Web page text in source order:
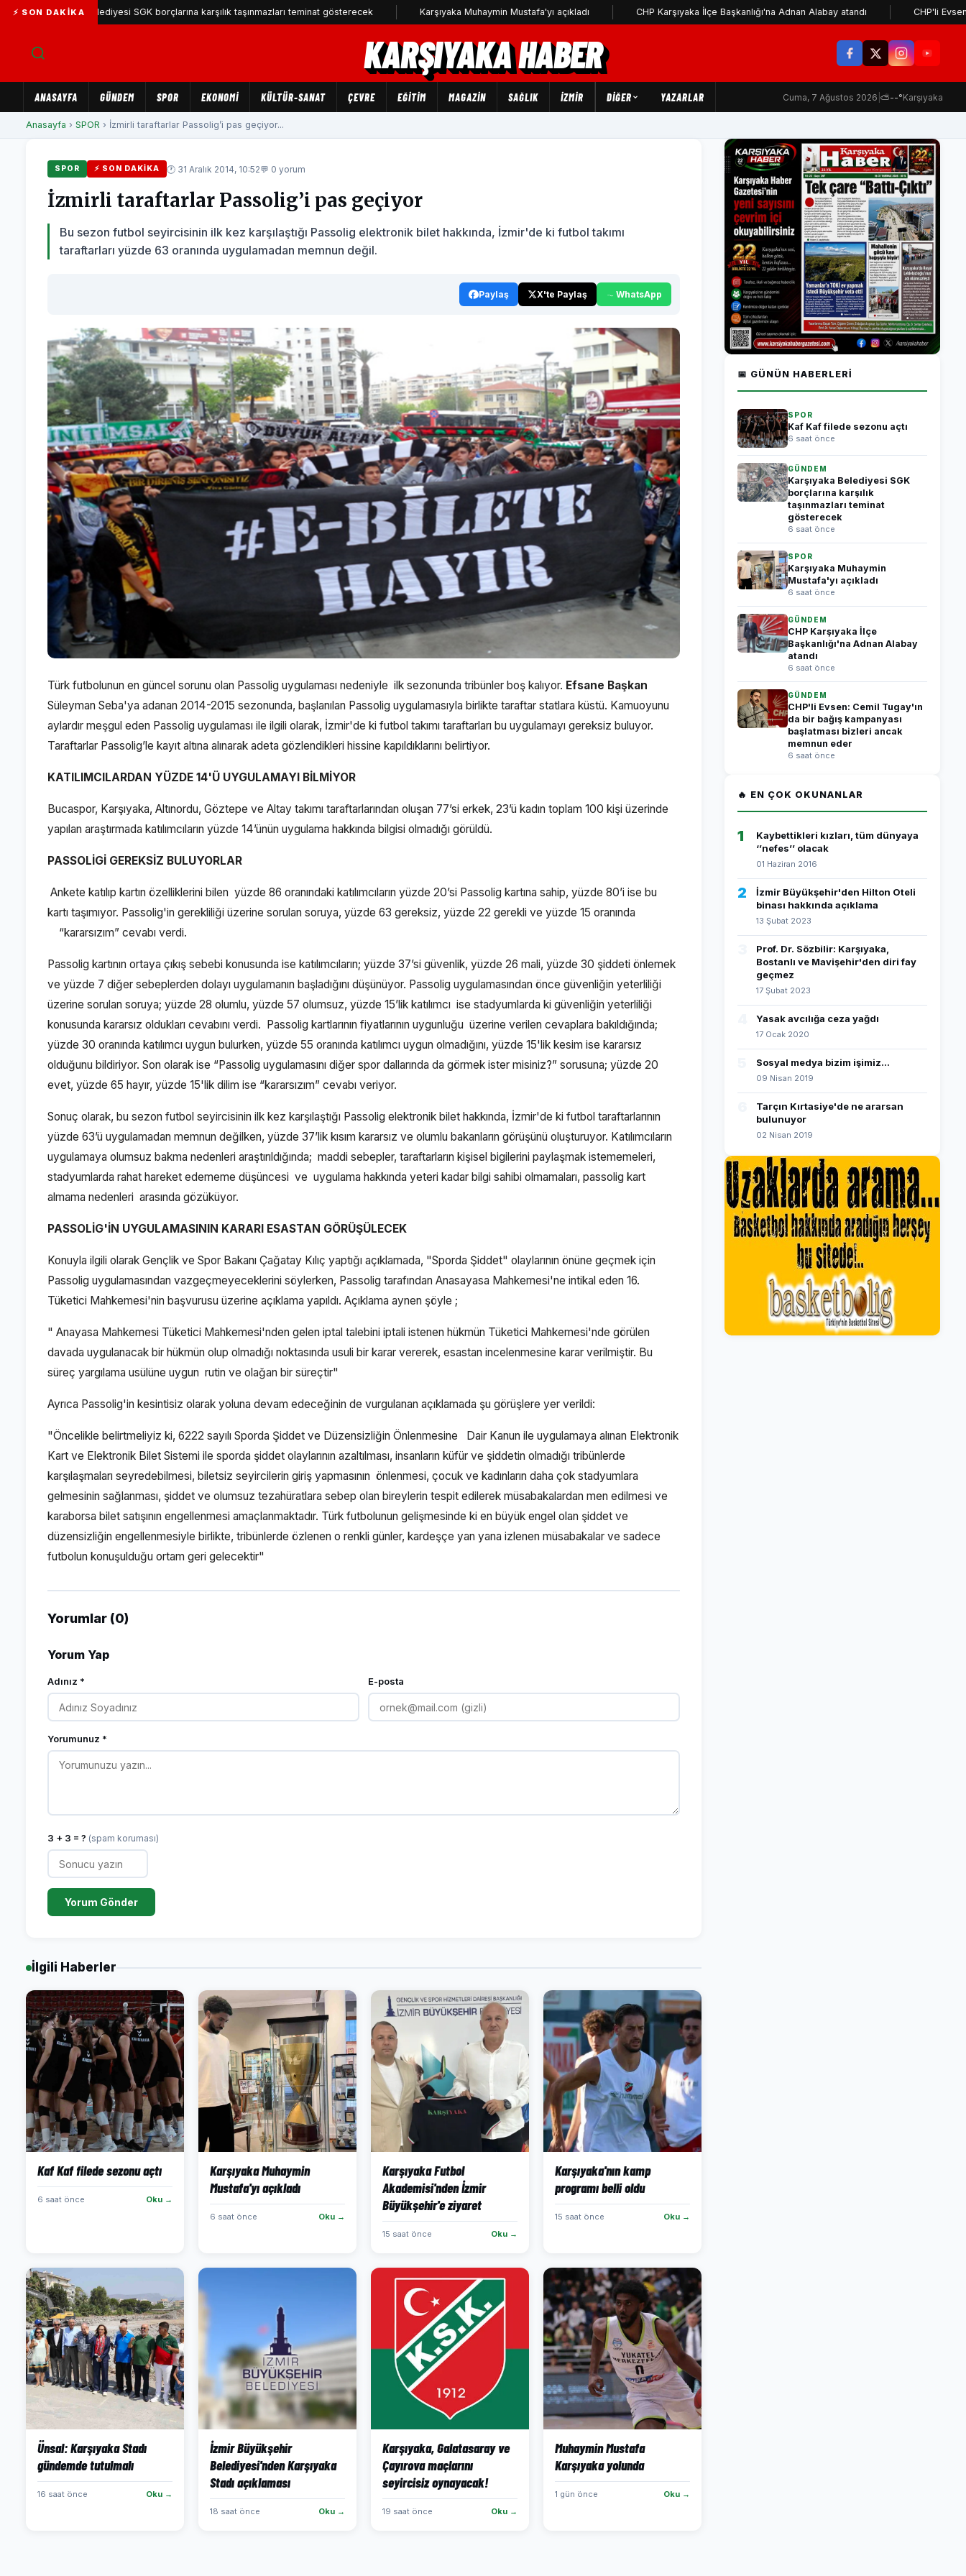
⚡ SON DAKIKA
Belediyesi SGK borçlarına karşılık taşınmazları teminat gösterecek Karşıyaka Muhaymin Mustafa'yı açıkladı CHP Karşıyaka İlçe Başkanlığı'na Adnan Alabay atandı CHP'li Evsen: Cemil
KARŞIYAKA HABER
ANASAYFA GÜNDEM SPOR EKONOMİ KÜLTÜR-SANAT ÇEVRE EĞİTİM MAGAZİN SAĞLIK İZMİR DIĞER YAZARLAR Cuma, 7 Ağustos 2026 ⛅--°Karşıyaka
Anasayfa › SPOR › İzmirli taraftarlar Passolig’i pas geçiyor...
SPOR ⚡ SON DAKIKA 🕐 31 Aralık 2014, 10:52💬 0 yorum
İzmirli taraftarlar Passolig’i pas geçiyor
Bu sezon futbol seyircisinin ilk kez karşılaştığı Passolig elektronik bilet hakkında, İzmir'de ki futbol takımı
taraftarları yüzde 63 oranında uygulamadan memnun değil.
Paylaş X'te Paylaş WhatsApp
Türk futbolunun en güncel sorunu olan Passolig uygulaması nedeniyle ilk sezonunda tribünler boş kalıyor. Efsane Başkan
Süleyman Seba'ya adanan 2014-2015 sezonunda, başlanılan Passolig uygulamasıyla birlikte taraftar statlara küstü. Kamuoyunu
aylardır meşgul eden Passolig uygulaması ile ilgili olarak, İzmir'de ki futbol takımı taraftarları bu uygulamayı gereksiz buluyor.
Taraftarlar Passolig’le kayıt altına alınarak adeta gözlendikleri hissine kapıldıklarını belirtiyor.
KATILIMCILARDAN YÜZDE 14'Ü UYGULAMAYI BİLMİYOR
Bucaspor, Karşıyaka, Altınordu, Göztepe ve Altay takımı taraftarlarından oluşan 77’si erkek, 23’ü kadın toplam 100 kişi üzerinde
yapılan araştırmada katılımcıların yüzde 14’ünün uygulama hakkında bilgisi olmadığı görüldü.
PASSOLİGİ GEREKSİZ BULUYORLAR
Ankete katılıp kartın özelliklerini bilen yüzde 86 oranındaki katılımcıların yüzde 20’si Passolig kartına sahip, yüzde 80’i ise bu
kartı taşımıyor. Passolig'in gerekliliği üzerine sorulan soruya, yüzde 63 gereksiz, yüzde 22 gerekli ve yüzde 15 oranında
“kararsızım” cevabı verdi.
Passolig kartının ortaya çıkış sebebi konusunda ise katılımcıların; yüzde 37’si güvenlik, yüzde 26 mali, yüzde 30 şiddeti önlemek
ve yüzde 7 diğer sebeplerden dolayı uygulamanın başladığını düşünüyor. Passolig uygulamasından önce güvenliğin yeterliliği
üzerine sorulan soruya; yüzde 28 olumlu, yüzde 57 olumsuz, yüzde 15’lik katılımcı ise stadyumlarda ki güvenliğin yeterliliği
konusunda kararsız oldukları cevabını verdi. Passolig kartlarının fiyatlarının uygunluğu üzerine verilen cevaplara bakıldığında;
yüzde 30 oranında katılımcı uygun bulurken, yüzde 55 oranında katılımcı uygun olmadığını, yüzde 15'lik kesim ise kararsız
olduğunu bildiriyor. Son olarak ise “Passolig uygulamasını diğer spor dallarında da görmek ister misiniz?” sorusuna; yüzde 20
evet, yüzde 65 hayır, yüzde 15'lik dilim ise “kararsızım” cevabı veriyor.
Sonuç olarak, bu sezon futbol seyircisinin ilk kez karşılaştığı Passolig elektronik bilet hakkında, İzmir'de ki futbol taraftarlarının
yüzde 63’ü uygulamadan memnun değilken, yüzde 37’lik kısım kararsız ve olumlu bakanların görüşünü oluşturuyor. Katılımcıların
uygulamaya olumsuz bakma nedenleri araştırıldığında; maddi sebepler, taraftarların kişisel bigilerini paylaşmak istememeleri,
stadyumlarda rahat hareket edememe düşüncesi ve uygulama hakkında yeteri kadar bilgi sahibi olmamaları, passolig kart
almama nedenleri arasında gözüküyor.
PASSOLİG'İN UYGULAMASININ KARARI ESASTAN GÖRÜŞÜLECEK
Konuyla ilgili olarak Gençlik ve Spor Bakanı Çağatay Kılıç yaptığı açıklamada, "Sporda Şiddet" olaylarının önüne geçmek için
Passolig uygulamasından vazgeçmeyeceklerini söylerken, Passolig tarafından Anasayasa Mahkemesi'ne intikal eden 16.
Tüketici Mahkemesi'nin başvurusu üzerine açıklama yapıldı. Açıklama aynen şöyle ;
" Anayasa Mahkemesi Tüketici Mahkemesi'nden gelen iptal talebini iptali istenen hükmün Tüketici Mahkemesi'nde görülen
davada uygulanacak bir hükmün olup olmadığı noktasında usuli bir karar vererek, esastan incelenmesine karar verilmiştir. Bu
süreç yargılama usülüne uygun rutin ve olağan bir süreçtir"
Ayrıca Passolig'in kesintisiz olarak yoluna devam edeceğinin de vurgulanan açıklamada şu görüşlere yer verildi:
"Öncelikle belirtmeliyiz ki, 6222 sayılı Sporda Şiddet ve Düzensizliğin Önlenmesine Dair Kanun ile uygulamaya alınan Elektronik
Kart ve Elektronik Bilet Sistemi ile sporda şiddet olaylarının azaltılması, insanların küfür ve şiddetin olmadığı tribünlerde
karşılaşmaları seyredebilmesi, biletsiz seyircilerin giriş yapmasının önlenmesi, çocuk ve kadınların daha çok stadyumlara
gelmesinin sağlanması, şiddet ve olumsuz tezahüratlara sebep olan bireylerin tespit edilerek müsabakalardan men edilmesi ve
karaborsa bilet satışının engellenmesi amaçlanmaktadır. Türk futbolunun gelişmesinde ki en büyük engel olan şiddet ve
düzensizliğin engellenmesiyle birlikte, tribünlerde özlenen o renkli günler, kardeşçe yan yana izlenen müsabakalar ve sadece
futbolun konuşulduğu ortam geri gelecektir"
Yorumlar (0)
Yorum Yap
Adınız * E-posta
Yorumunuz *
3 + 3 = ? (spam koruması)
Yorum Gönder
İlgili Haberler
Kaf Kaf filede sezonu açtı
6 saat önce Oku →
Karşıyaka Muhaymin
Mustafa'yı açıkladı
6 saat önce Oku →
Karşıyaka Futbol
Akademisi'nden İzmir
Büyükşehir'e ziyaret
15 saat önce Oku →
Karşıyaka'nın kamp
programı belli oldu
15 saat önce Oku →
Ünsal: Karşıyaka Stadı
gündemde tutulmalı
16 saat önce Oku →
İzmir Büyükşehir
Belediyesi'nden Karşıyaka
Stadı açıklaması
18 saat önce Oku →
Karşıyaka, Galatasaray ve
Çayırova maçlarını
seyircisiz oynayacak!
19 saat önce Oku →
Muhaymin Mustafa
Karşıyaka yolunda
1 gün önce Oku →
📅 GÜNÜN HABERLERI
SPOR
Kaf Kaf filede sezonu açtı
6 saat önce
GÜNDEM
Karşıyaka Belediyesi SGK
borçlarına karşılık
taşınmazları teminat
gösterecek
6 saat önce
SPOR
Karşıyaka Muhaymin
Mustafa'yı açıkladı
6 saat önce
GÜNDEM
CHP Karşıyaka İlçe
Başkanlığı'na Adnan Alabay
atandı
6 saat önce
GÜNDEM
CHP'li Evsen: Cemil Tugay'ın
da bir bağış kampanyası
başlatması bizleri ancak
memnun eder
6 saat önce
🔥 EN ÇOK OKUNANLAR
1
Kaybettikleri kızları, tüm dünyaya
‘’nefes’’ olacak
01 Haziran 2016
2
İzmir Büyükşehir'den Hilton Oteli
binası hakkında açıklama
13 Şubat 2023
Prof. Dr. Sözbilir: Karşıyaka,
Bostanlı ve Mavişehir'den diri fay
geçmez
17 Şubat 2023
Yasak avcılığa ceza yağdı
17 Ocak 2020
Sosyal medya bizim işimiz...
09 Nisan 2019
Tarçın Kırtasiye'de ne ararsan
bulunuyor
02 Nisan 2019